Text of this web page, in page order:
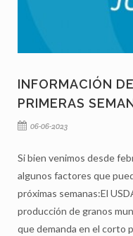
INFORMACIÓN
PRIMERAS
06-06-2023
Si bien venimos desde
algunos factores que
próximas semanas:El
producción de granos
que demanda en el corto